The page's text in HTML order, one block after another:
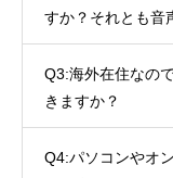
すか？それとも音
Q3:海外在住なの
きますか？
Q4:パソコンやオ